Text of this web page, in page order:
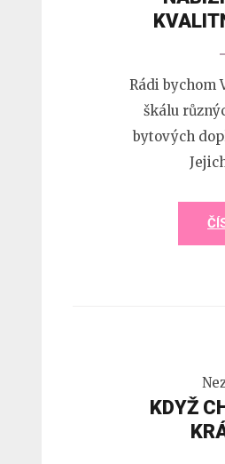
Rádi bychom
škálu
bytových
KDYŽ